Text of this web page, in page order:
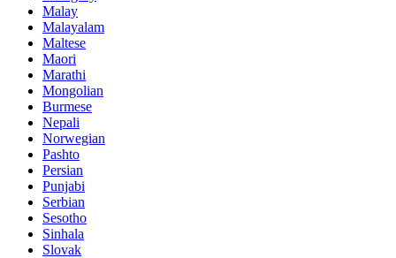
Malay
Malayalam
Maltese
Maori
Marathi
Mongolian
Burmese
Nepali
Norwegian
Pashto
Persian
Punjabi
Serbian
Sesotho
Sinhala
Slovak